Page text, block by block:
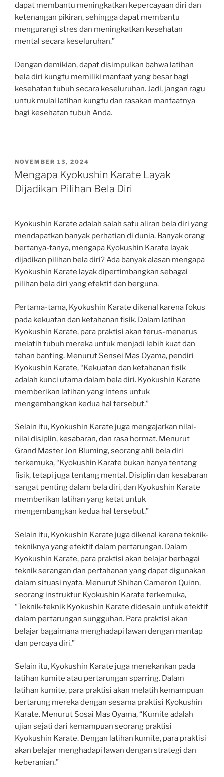
dapat membantu meningkatkan kepercayaan diri dan
ketenangan pikiran, sehingga dapat membantu
mengurangi stres dan meningkatkan kesehatan
mental secara keseluruhan.”
Dengan demikian, dapat disimpulkan bahwa latihan
bela diri kungfu memiliki manfaat yang besar bagi
kesehatan tubuh secara keseluruhan. Jadi, jangan ragu
untuk mulai latihan kungfu dan rasakan manfaatnya
bagi kesehatan tubuh Anda.
POSTED
ON
NOVEMBER 13, 2024
Mengapa Kyokushin Karate Layak
Dijadikan Pilihan Bela Diri
Kyokushin Karate adalah salah satu aliran bela diri yang
mendapatkan banyak perhatian di dunia. Banyak orang
bertanya-tanya, mengapa Kyokushin Karate layak
dijadikan pilihan bela diri? Ada banyak alasan mengapa
Kyokushin Karate layak dipertimbangkan sebagai
pilihan bela diri yang efektif dan berguna.
Pertama-tama, Kyokushin Karate dikenal karena fokus
pada kekuatan dan ketahanan fisik. Dalam latihan
Kyokushin Karate, para praktisi akan terus-menerus
melatih tubuh mereka untuk menjadi lebih kuat dan
tahan banting. Menurut Sensei Mas Oyama, pendiri
Kyokushin Karate, “Kekuatan dan ketahanan fisik
adalah kunci utama dalam bela diri. Kyokushin Karate
memberikan latihan yang intens untuk
mengembangkan kedua hal tersebut.”
Selain itu, Kyokushin Karate juga mengajarkan nilai-
nilai disiplin, kesabaran, dan rasa hormat. Menurut
Grand Master Jon Bluming, seorang ahli bela diri
terkemuka, “Kyokushin Karate bukan hanya tentang
fisik, tetapi juga tentang mental. Disiplin dan kesabaran
sangat penting dalam bela diri, dan Kyokushin Karate
memberikan latihan yang ketat untuk
mengembangkan kedua hal tersebut.”
Selain itu, Kyokushin Karate juga dikenal karena teknik-
tekniknya yang efektif dalam pertarungan. Dalam
Kyokushin Karate, para praktisi akan belajar berbagai
teknik serangan dan pertahanan yang dapat digunakan
dalam situasi nyata. Menurut Shihan Cameron Quinn,
seorang instruktur Kyokushin Karate terkemuka,
“Teknik-teknik Kyokushin Karate didesain untuk efektif
dalam pertarungan sungguhan. Para praktisi akan
belajar bagaimana menghadapi lawan dengan mantap
dan percaya diri.”
Selain itu, Kyokushin Karate juga menekankan pada
latihan kumite atau pertarungan sparring. Dalam
latihan kumite, para praktisi akan melatih kemampuan
bertarung mereka dengan sesama praktisi Kyokushin
Karate. Menurut Sosai Mas Oyama, “Kumite adalah
ujian sejati dari kemampuan seorang praktisi
Kyokushin Karate. Dengan latihan kumite, para praktisi
akan belajar menghadapi lawan dengan strategi dan
keberanian.”